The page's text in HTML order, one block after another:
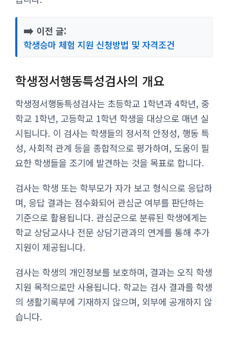
➡️ 이전 글:
학생승마 체험 지원 신청방법 및 자격조건
학생정서행동특성검사의 개요
학생정서행동특성검사는 초등학교 1학년과 4학년, 중
학교 1학년, 고등학교 1학년 학생을 대상으로 매년 실
시됩니다. 이 검사는 학생들의 정서적 안정성, 행동 특
성, 사회적 관계 등을 종합적으로 평가하여, 도움이 필
요한 학생들을 조기에 발견하는 것을 목표로 합니다.
검사는 학생 또는 학부모가 자가 보고 형식으로 응답하
며, 응답 결과는 점수화되어 관심군 여부를 판단하는
기준으로 활용됩니다. 관심군으로 분류된 학생에게는
학교 상담교사나 전문 상담기관과의 연계를 통해 추가
지원이 제공됩니다.
검사는 학생의 개인정보를 보호하며, 결과는 오직 학생
지원 목적으로만 사용됩니다. 학교는 검사 결과를 학생
의 생활기록부에 기재하지 않으며, 외부에 공개하지 않
습니다.